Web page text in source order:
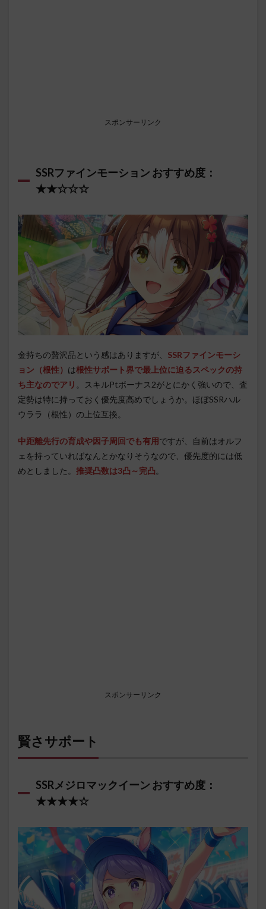
スポンサーリンク
SSRファインモーション おすすめ度：
★★☆☆☆
金持ちの贅沢品という感はありますが、 SSRファインモーシ
ョン（根性） は根性サポート界で最上位に迫るスペックの持
ち主なのでアリ 。スキルPtボーナス2がとにかく強いので、査
定勢は特に持っておく優先度高めでしょうか。ほぼSSRハル
ウララ（根性）の上位互換。
中距離先行の育成や因子周回でも有用ですが、自前はオルフ
ェを持っていればなんとかなりそうなので、優先度的には低
めとしました。 推奨凸数は3凸～完凸。
スポンサーリンク
賢さサポート
SSRメジロマックイーン おすすめ度：
★★★★☆